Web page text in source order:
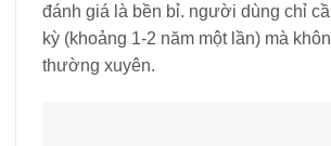
đánh giá là bền bỉ. người dùng chỉ
kỳ (khoảng 1-2 năm một lần) mà
thường xuyên.